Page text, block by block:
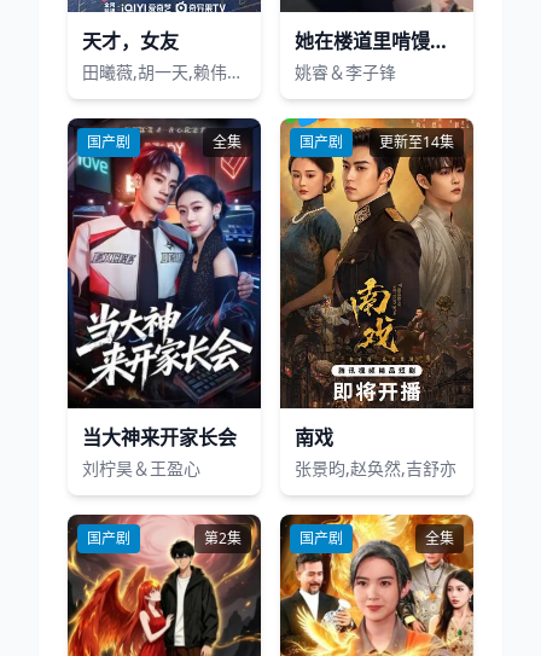
天才，女友
田曦薇,胡一天,赖伟明,安沺,夏浩然,厉嘉琪,孙梦秋,李佑川,邬家楷
她在楼道里啃馒头，我不忍了
姚睿＆李子锋
国产剧 全集
当大神来开家长会
刘柠昊＆王盈心
国产剧 更新至14集
南戏
张景昀,赵奂然,吉舒亦
国产剧 第2集 国产剧 全集